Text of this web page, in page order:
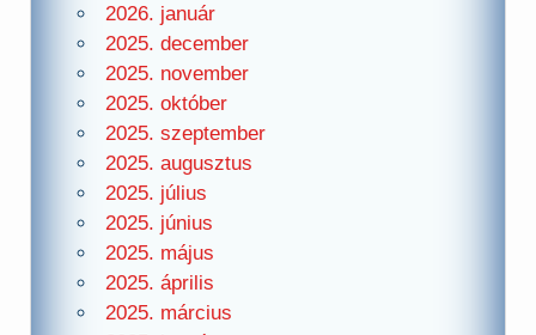
2026. január
2025. december
2025. november
2025. október
2025. szeptember
2025. augusztus
2025. július
2025. június
2025. május
2025. április
2025. március